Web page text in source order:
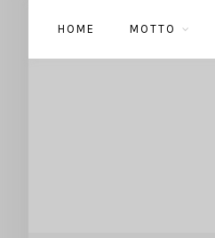
HOME MOTTO